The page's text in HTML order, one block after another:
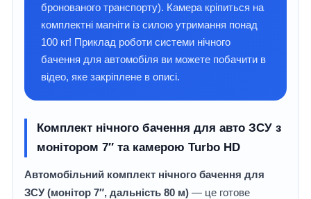
бронованого транспорту). Камера кріпиться на
комплектні магніти із силою утримання понад
100 кг! Приклад роботи системи нічного
бачення для автомобіля ви можете побачити в
відео, яке закріплене в описі.
Комплект нічного бачення для авто ЗСУ з
монітором 7″ та камерою Turbo HD
Автомобільний комплект нічного бачення для
ЗСУ (монітор 7″, дальність 80 м) — це готове